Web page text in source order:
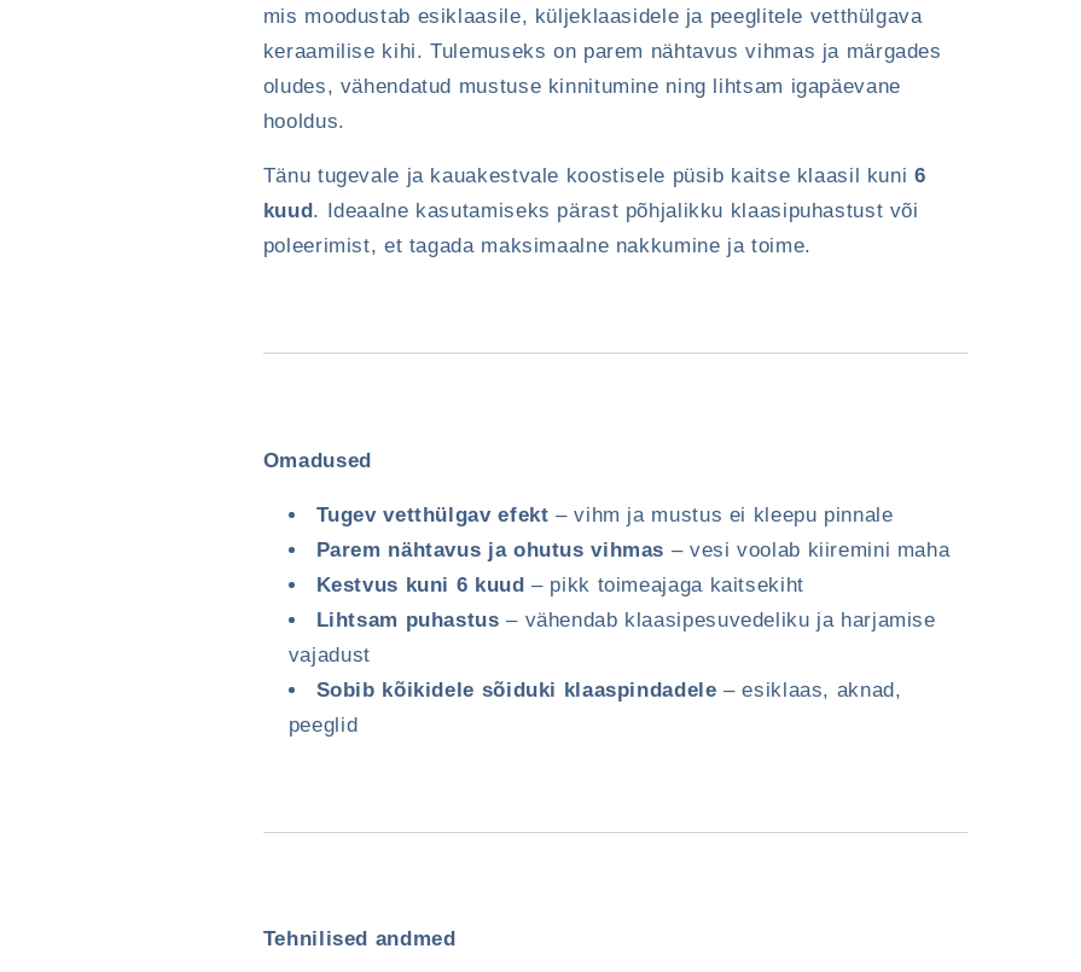
mis moodustab esiklaasile, küljeklaasidele ja peeglitele vetthülgava
keraamilise kihi. Tulemuseks on parem nähtavus vihmas ja märgades
oludes, vähendatud mustuse kinnitumine ning lihtsam igapäevane
hooldus.
Tänu tugevale ja kauakestvale koostisele püsib kaitse klaasil kuni 6
kuud . Ideaalne kasutamiseks pärast põhjalikku klaasipuhastust või
poleerimist, et tagada maksimaalne nakkumine ja toime.
Omadused
Tugev vetthülgav efekt – vihm ja mustus ei kleepu pinnale
Parem nähtavus ja ohutus vihmas – vesi voolab kiiremini maha
Kestvus kuni 6 kuud – pikk toimeajaga kaitsekiht
Lihtsam puhastus – vähendab klaasipesuvedeliku ja harjamise
vajadust
Sobib kõikidele sõiduki klaaspindadele – esiklaas, aknad,
peeglid
Tehnilised andmed